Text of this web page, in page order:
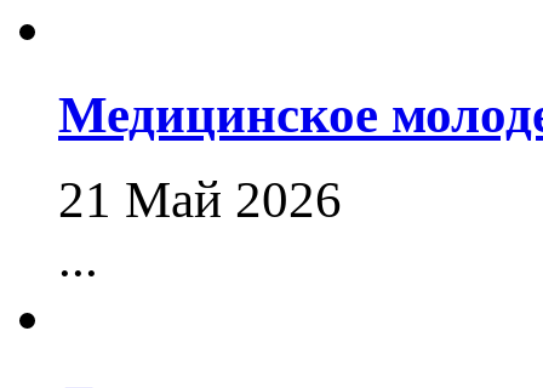
Медицинское
21 Май 2026
...